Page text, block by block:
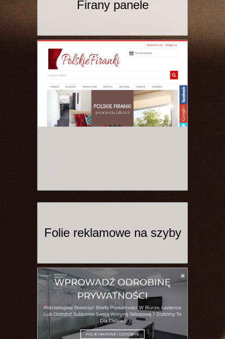
Firany panele
Folie reklamowe na szyby